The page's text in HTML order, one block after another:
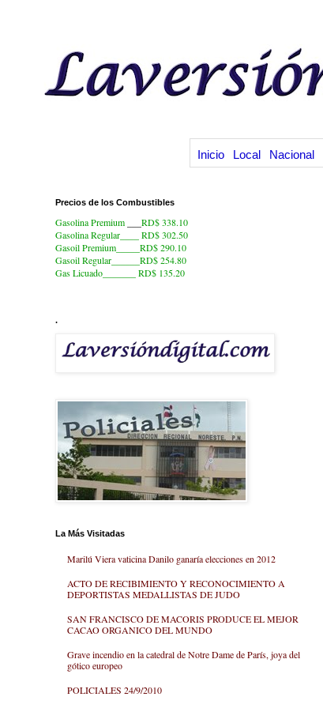
Inicio Local Nacional
Precios de los Combustibles
Gasolina Premium
RD$ 338.10
Gasolina Regular____ RD$ 302.50
Gasoil Premium_____RD$ 290.10
Gasoil Regular______RD$ 254.80
Gas Licuado_______
RD$ 135.20
.
La Más Visitadas
Marilú Viera vaticina Danilo ganaría elecciones en 2012
ACTO DE RECIBIMIENTO Y RECONOCIMIENTO A
DEPORTISTAS MEDALLISTAS DE JUDO
SAN FRANCISCO DE MACORIS PRODUCE EL MEJOR
CACAO ORGANICO DEL MUNDO
Grave incendio en la catedral de Notre Dame de París, joya del
gótico europeo
POLICIALES 24/9/2010